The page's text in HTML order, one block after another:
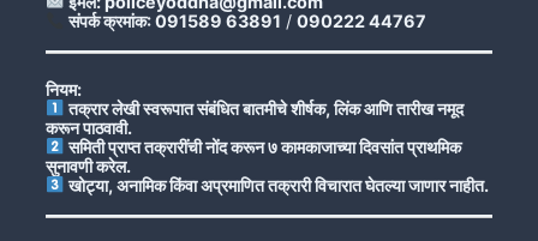
संपर्क क्रमांक: 091589 63891 / 090222 44767
नियम:
तक्रार लेखी स्वरूपात संबंधित बातमीचे शीर्षक, लिंक आणि तारीख नमूद
करून पाठवावी.
समिती प्राप्त तक्रारींची नोंद करून ७ कामकाजाच्या दिवसांत प्राथमिक
सुनावणी करेल.
खोट्या, अनामिक किंवा अप्रमाणित तक्रारी विचारात घेतल्या जाणार नाहीत.